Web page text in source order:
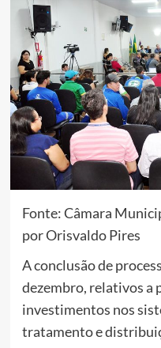
Fonte: Câmara
por Orisvaldo Pires
A conclusão de
dezembro, relativos a
investimentos nos
tratamento e